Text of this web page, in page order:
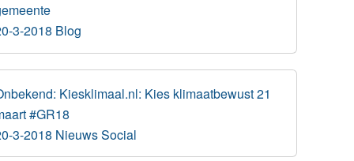
3-2018 Blog
Kiesklimaal.nl: Kies klimaatbewust 21
#GR18
3-2018 Nieuws Social